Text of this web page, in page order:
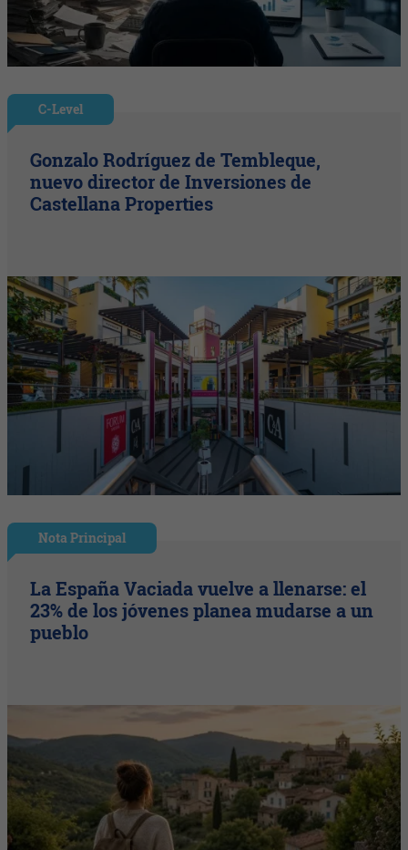
C-Level
Gonzalo Rodríguez de Tembleque,
nuevo director de Inversiones de
Castellana Properties
Nota Principal
La España Vaciada vuelve a llenarse: el
23% de los jóvenes planea mudarse a un
pueblo